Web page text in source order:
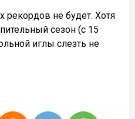
рекордов не будет. Хотя
сезон (с 15
иглы слезть не